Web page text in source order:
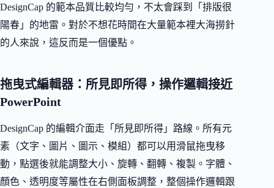
DesignCap 的範本品質比較均勻，不太會踩到「排版很
陽春」的地雷。對於不想花時間在大量範本裡大海撈針
的人來說，這反而是一個優點。
拖曳式編輯器：所見即所得，操作邏輯接近
PowerPoint
DesignCap 的編輯介面走「所見即所得」路線。所有元
素（文字、圖片、圖示、模組）都可以用滑鼠拖曳移
動，點選後就能調整大小、旋轉、翻轉、複製。字體、
顏色、透明度等屬性在右側面板調整，整個操作邏輯跟